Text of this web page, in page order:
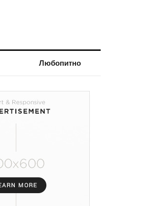
Любопитно